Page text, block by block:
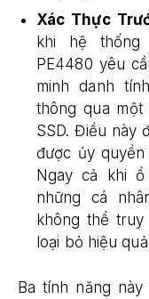
Xác Thực
khi hệ thống
PE4480 yêu
minh danh
thông qua
SSD. Điều này
được ủy
Ngay cả khi
những cá
không thể
loại bỏ hiệu
Ba tính năng